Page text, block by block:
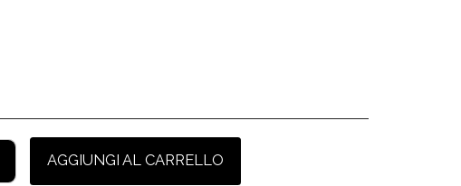
AGGIUNGI AL CARRELLO